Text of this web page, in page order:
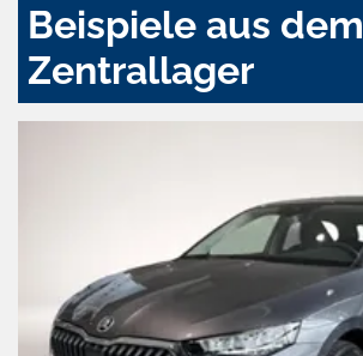
Beispiele aus dem
Zentrallager